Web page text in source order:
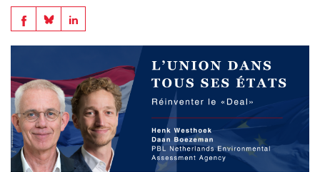
en
Share
on
Facebook
Share
on
BlueSky
Share
on
Linkedin